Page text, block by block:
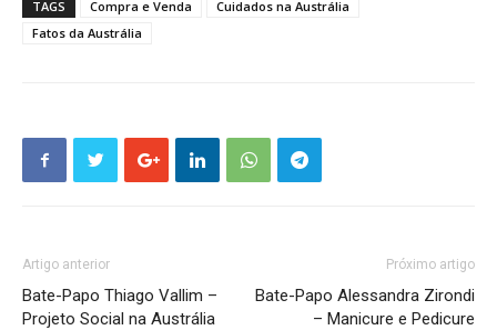
TAGS Compra e Venda
Cuidados na Austrália
Fatos da Austrália
Artigo anterior
Bate-Papo Thiago Vallim –
Projeto Social na Austrália
Próximo artigo
Bate-Papo Alessandra Zirondi
– Manicure e Pedicure